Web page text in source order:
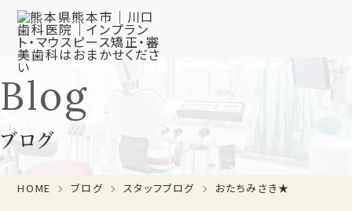
Blog
ブログ
HOME ブログ スタッフブログ おたちみさき★